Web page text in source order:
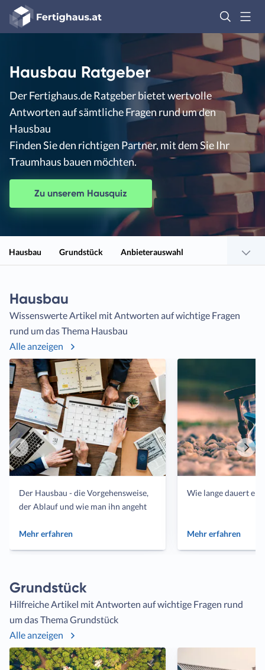
Fertighaus
Logo
Hausbau Ratgeber
Der Fertighaus.de Ratgeber bietet wertvolle
Antworten auf sämtliche Fragen rund um den
Hausbau
Finden Sie den richtigen Partner, mit dem Sie Ihr
Traumhaus bauen möchten.
Zu unserem Hausquiz
Hausbau Grundstück Anbieterauswahl
Gesetze & Versicherungen
Energiesparen & Nachhaltigkeit
Smart Home Hausbauerfahrungen
Hausbau-News auf einen Blick Hausbau Lexikon
Hausbau
Wissenswerte Artikel mit Antworten auf wichtige Fragen
rund um das Thema Hausbau
Alle anzeigen
Der Hausbau - die Vorgehensweise,
der Ablauf und wie man ihn angeht
Mehr erfahren
Wie lange dauert ein
Mehr erfahren
Vorheriger
Artikel
Grundstück
Hilfreiche Artikel mit Antworten auf wichtige Fragen rund
um das Thema Grundstück
Alle anzeigen